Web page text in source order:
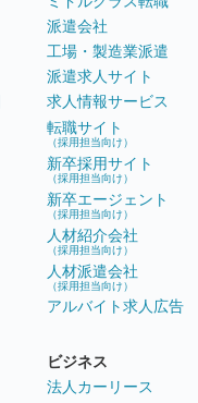
派遣会社
工場・製造業派遣
派遣求人サイト
求人情報サービス
転職サイト
（採用担当向け）
新卒採用サイト
（採用担当向け）
新卒エージェント
（採用担当向け）
人材紹介会社
（採用担当向け）
人材派遣会社
（採用担当向け）
アルバイト求人広告
ビジネス
法人カーリース